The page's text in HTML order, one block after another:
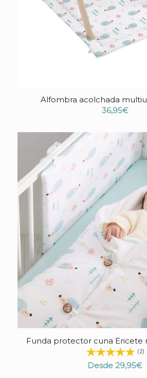
Alfombra acolchada
36,95€
Funda protector cuna Ericete
(2)
Desde 29,95€